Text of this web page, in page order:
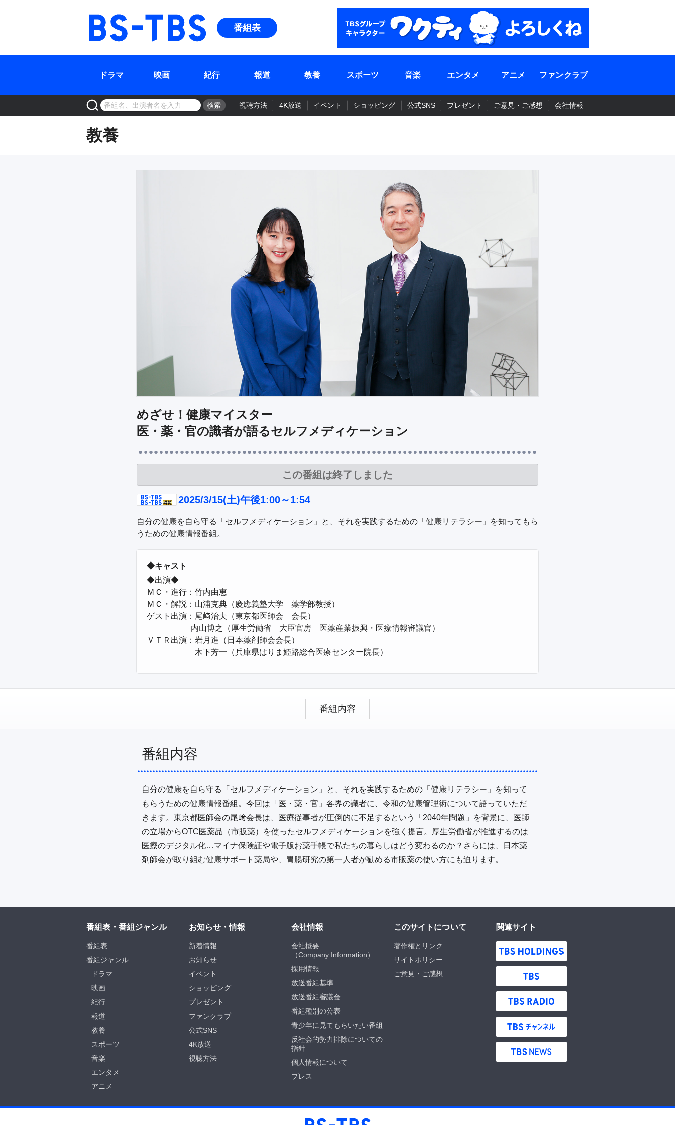
番組表
ドラマ 映画 紀行 報道 教養 スポーツ 音楽 エンタメ アニメ ファンクラブ
検索 視聴方法 4K放送 イベント ショッピング 公式SNS プレゼント ご意見・ご感想 会社情報
教養
めざせ！健康マイスター
医・薬・官の識者が語るセルフメディケーション
この番組は終了しました
2025/3/15(土)午後1:00～1:54
自分の健康を自ら守る「セルフメディケーション」と、それを実践するための「健康リテラシー」を知ってもら
うための健康情報番組。
◆キャスト
◆出演◆
ＭＣ・進行：竹内由恵
ＭＣ・解説：山浦克典（慶應義塾大学　薬学部教授）
ゲスト出演：尾﨑治夫（東京都医師会　会長）
ＶＴＲ出演：岩月進（日本薬剤師会会長）
番組内容
番組内容
自分の健康を自ら守る「セルフメディケーション」と、それを実践するための「健康リテラシー」を知って
もらうための健康情報番組。今回は「医・薬・官」各界の識者に、令和の健康管理術について語っていただ
きます。東京都医師会の尾﨑会長は、医療従事者が圧倒的に不足するという「2040年問題」を背景に、医師
の立場からOTC医薬品（市販薬）を使ったセルフメディケーションを強く提言。厚生労働省が推進するのは
医療のデジタル化…マイナ保険証や電子版お薬手帳で私たちの暮らしはどう変わるのか？さらには、日本薬
剤師会が取り組む健康サポート薬局や、胃腸研究の第一人者が勧める市販薬の使い方にも迫ります。
番組表・番組ジャンル
番組表
番組ジャンル
ドラマ
映画
紀行
報道
教養
スポーツ
音楽
エンタメ
アニメ
お知らせ・情報
新着情報
お知らせ
イベント
ショッピング
プレゼント
ファンクラブ
公式SNS
4K放送
視聴方法
会社情報
会社概要
（Company Information）
採用情報
放送番組基準
放送番組審議会
番組種別の公表
青少年に見てもらいたい番組
反社会的勢力排除についての
指針
個人情報について
プレス
このサイトについて
著作権とリンク
サイトポリシー
ご意見・ご感想
関連サイト